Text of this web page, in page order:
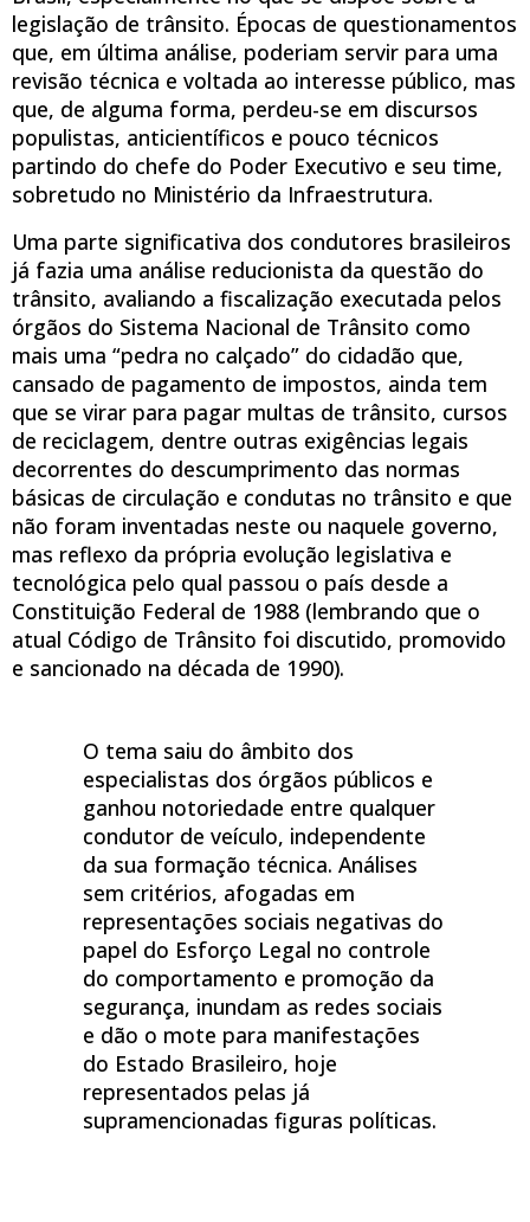
legislação de trânsito. Épocas de questionamentos
que, em última análise, poderiam servir para uma
revisão técnica e voltada ao interesse público, mas
que, de alguma forma, perdeu-se em discursos
populistas, anticientíficos e pouco técnicos
partindo do chefe do Poder Executivo e seu time,
sobretudo no Ministério da Infraestrutura.
Uma parte significativa dos condutores brasileiros
já fazia uma análise reducionista da questão do
trânsito, avaliando a fiscalização executada pelos
órgãos do Sistema Nacional de Trânsito como
mais uma “pedra no calçado” do cidadão que,
cansado de pagamento de impostos, ainda tem
que se virar para pagar multas de trânsito, cursos
de reciclagem, dentre outras exigências legais
decorrentes do descumprimento das normas
básicas de circulação e condutas no trânsito e que
não foram inventadas neste ou naquele governo,
mas reflexo da própria evolução legislativa e
tecnológica pelo qual passou o país desde a
Constituição Federal de 1988 (lembrando que o
atual Código de Trânsito foi discutido, promovido
e sancionado na década de 1990).
O tema saiu do âmbito dos
especialistas dos órgãos públicos e
ganhou notoriedade entre qualquer
condutor de veículo, independente
da sua formação técnica. Análises
sem critérios, afogadas em
representações sociais negativas do
papel do Esforço Legal no controle
do comportamento e promoção da
segurança, inundam as redes sociais
e dão o mote para manifestações
do Estado Brasileiro, hoje
representados pelas já
supramencionadas figuras políticas.